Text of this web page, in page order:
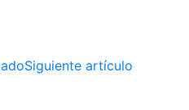
Siguiente artículo